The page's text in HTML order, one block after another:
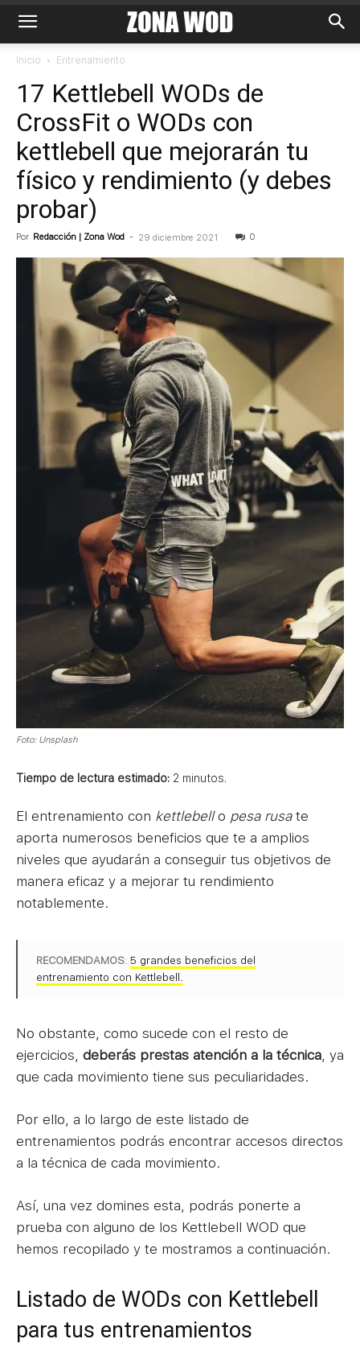
Inicio Entrenamiento
17 Kettlebell WODs de
CrossFit o WODs con
kettlebell que mejorarán tu
físico y rendimiento (y debes
probar)
Por Redacción | Zona Wod - 29 diciembre 2021 0
Foto: Unsplash
Tiempo de lectura estimado: 2 minutos.
El entrenamiento con kettlebello pesa rusate
aporta numerosos beneficios que te a amplios
niveles que ayudarán a conseguir tus objetivos de
manera eficaz y a mejorar tu rendimiento
notablemente.
RECOMENDAMOS: 5 grandes beneficios del
entrenamiento con Kettlebell.
No obstante, como sucede con el resto de
ejercicios, deberás prestas atención a la técnica, ya
que cada movimiento tiene sus peculiaridades.
Por ello, a lo largo de este listado de
entrenamientos podrás encontrar accesos directos
a la técnica de cada movimiento.
Así, una vez domines esta, podrás ponerte a
prueba con alguno de los Kettlebell WOD que
hemos recopilado y te mostramos a continuación.
Listado de WODs con Kettlebell
para tus entrenamientos